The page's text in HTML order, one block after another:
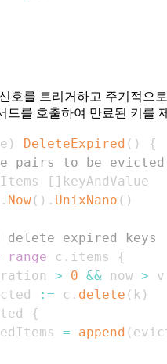
호를 트리거하고 주기적으로
드를 호출하여 만료된 키를
) DeleteExpired ( )
{
pairs to be evicted
[ ]
. Now( ) . UnixNano ( )
expired keys
range c . items
{
> 0 && now > v
:= c . delete ( k )
{
= append (